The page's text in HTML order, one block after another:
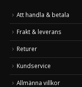
Att handla & betala
Frakt & leverans
Returer
Kundservice
Allmänna villkor